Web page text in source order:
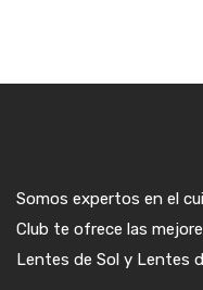
Somos expertos en el
Club te ofrece las
Lentes de Sol y Lentes